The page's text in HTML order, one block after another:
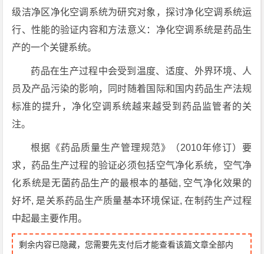
级洁净区净化空调系统为研究对象，探讨净化空调系统运
行、性能的验证内容和方法意义：净化空调系统是药品生
产的一个关键系统。
药品在生产过程中会受到温度、适度、外界环境、人
员及产品污染的影响，同时随着国际和国内药品生产法规
标准的提升，净化空调系统越来越受到药品监管者的关
注。
根据《药品质量生产管理规范》（2010年修订）要
求，药品生产过程的验证必须包括空气净化系统，空气净
化系统是无菌药品生产的最根本的基础, 空气净化效果的
好坏, 是关系药品生产质量基本环境保证, 在制药生产过程
中起最主要作用。
剩余内容已隐藏，您需要先支付后才能查看该篇文章全部内